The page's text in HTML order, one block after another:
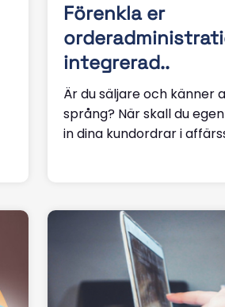
Förenkla er
integrerad..
Är du säljare och känner
språng? När skall du
in dina kundordrar i